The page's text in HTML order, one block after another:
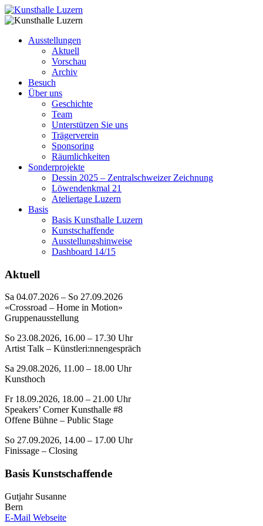
Ausstellungen
Aktuell
Vorschau
Archiv
Besuch
Über uns
Geschichte
Team
Unterstützen Sie uns
Trägerverein
Sponsoring
Räumlichkeiten
Sonderprojekte
Dessin 2025 – Zentralschweizer Zeichnung
Löwendenkmal 21
Ateliertage Luzern
Basis
Basis Kunsthalle Luzern
Kunstschaffende
Ausstellungshinweise
Dashboard 14/15
Aktuell
Sa 04.07.2026 – So 27.09.2026
«Crossroad – Home in Motion»
Gruppenausstellung
So 23.08.2026, 16.00 – 17.30 Uhr
Artist Talk – Künstleri:nnengespräch
Sa 29.08.2026, 11.00 – 18.00 Uhr
Kunsthoch
Fr 18.09.2026, 18.00 – 21.00 Uhr
Speakers’ Corner Kunsthalle #8
Offene Bühne – Public Stage
So 27.09.2026, 14.00 – 17.00 Uhr
Finissage – Closing
Basis Kunstschaffende
Gutjahr Susanne
Bern
E-Mail Webseite